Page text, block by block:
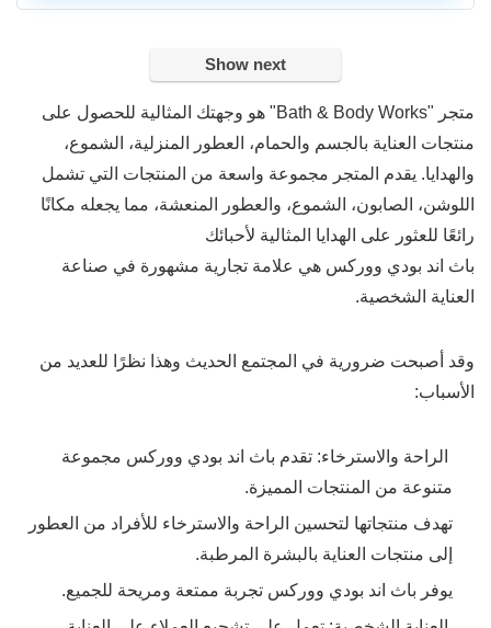
Show next
متجر "Bath & Body Works" هو وجهتك المثالية للحصول على
منتجات العناية بالجسم والحمام، العطور المنزلية، الشموع،
والهدايا. يقدم المتجر مجموعة واسعة من المنتجات التي تشمل
اللوشن، الصابون، الشموع، والعطور المنعشة، مما يجعله مكانًا
رائعًا للعثور على الهدايا المثالية لأحبائك
باث اند بودي ووركس هي علامة تجارية مشهورة في صناعة
العناية الشخصية.
وقد أصبحت ضرورية في المجتمع الحديث وهذا نظرًا للعديد من
الأسباب:
الراحة والاسترخاء: تقدم باث اند بودي ووركس مجموعة
متنوعة من المنتجات المميزة.
تهدف منتجاتها لتحسين الراحة والاسترخاء للأفراد من العطور
إلى منتجات العناية بالبشرة المرطبة.
يوفر باث اند بودي ووركس تجربة ممتعة ومريحة للجميع.